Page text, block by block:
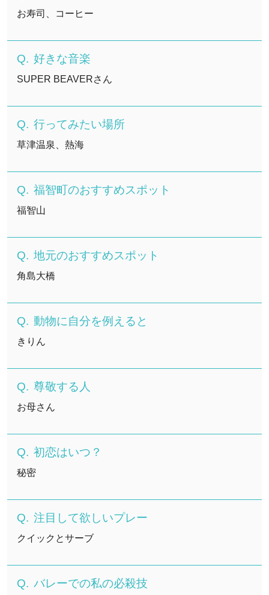
お寿司、コーヒー
好きな音楽
SUPER BEAVERさん
行ってみたい場所
草津温泉、熱海
福智町のおすすめスポット
福智山
地元のおすすめスポット
角島大橋
動物に自分を例えると
きりん
尊敬する人
お母さん
初恋はいつ？
秘密
注目して欲しいプレー
クイックとサーブ
バレーでの私の必殺技